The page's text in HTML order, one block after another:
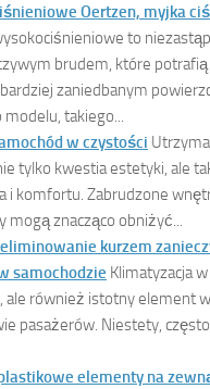
Oertzen, myjka
to
brudem, które
zaniedbanym
takiego...
w czystości
tylko kwestia estetyki, ale
i komfortu. Zabrudzone
mogą znacząco obniżyć...
kurzem
samochodzie Klimatyzacja
ale również istotny element
pasażerów. Niestety,
elementy na